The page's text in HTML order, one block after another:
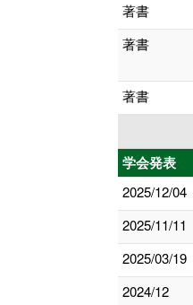
著書
著書
著書
学会発表
2025/12/04
2025/11/11
2025/03/19
2024/12